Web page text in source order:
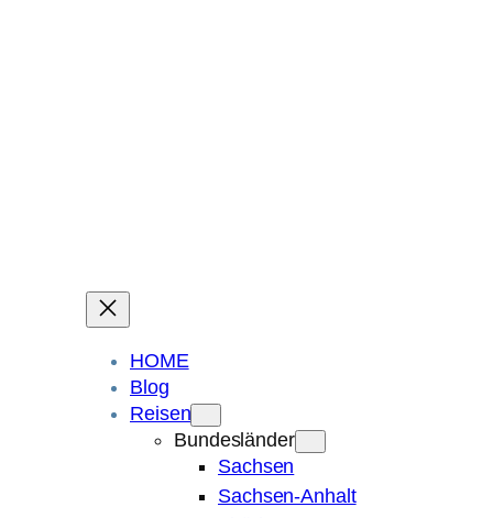
HOME
Blog
Reisen
Bundesländer
Sachsen
Sachsen-Anhalt